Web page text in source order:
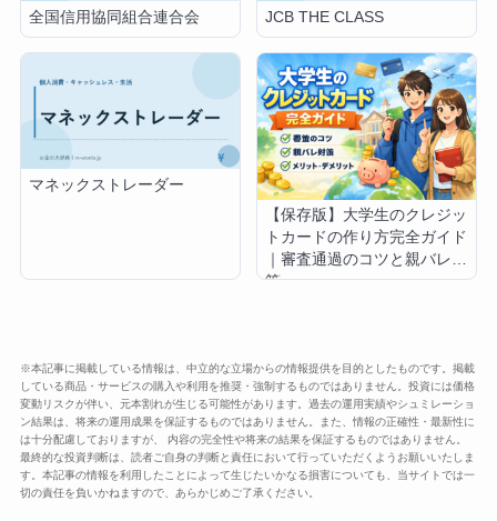
全国信用協同組合連合会 JCB THE CLASS
マネックストレーダー
【保存版】大学生のクレジッ
トカードの作り方完全ガイド
｜審査通過のコツと親バレ対
策
※本記事に掲載している情報は、中立的な立場からの情報提供を目的としたものです。掲載
している商品・サービスの購入や利用を推奨・強制するものではありません。投資には価格
変動リスクが伴い、元本割れが生じる可能性があります。過去の運用実績やシュミレーショ
ン結果は、将来の運用成果を保証するものではありません。また、情報の正確性・最新性に
は十分配慮しておりますが、 内容の完全性や将来の結果を保証するものではありません。
最終的な投資判断は、読者ご自身の判断と責任において行っていただくようお願いいたしま
す。本記事の情報を利用したことによって生じたいかなる損害についても、当サイトでは一
切の責任を負いかねますので、あらかじめご了承ください。